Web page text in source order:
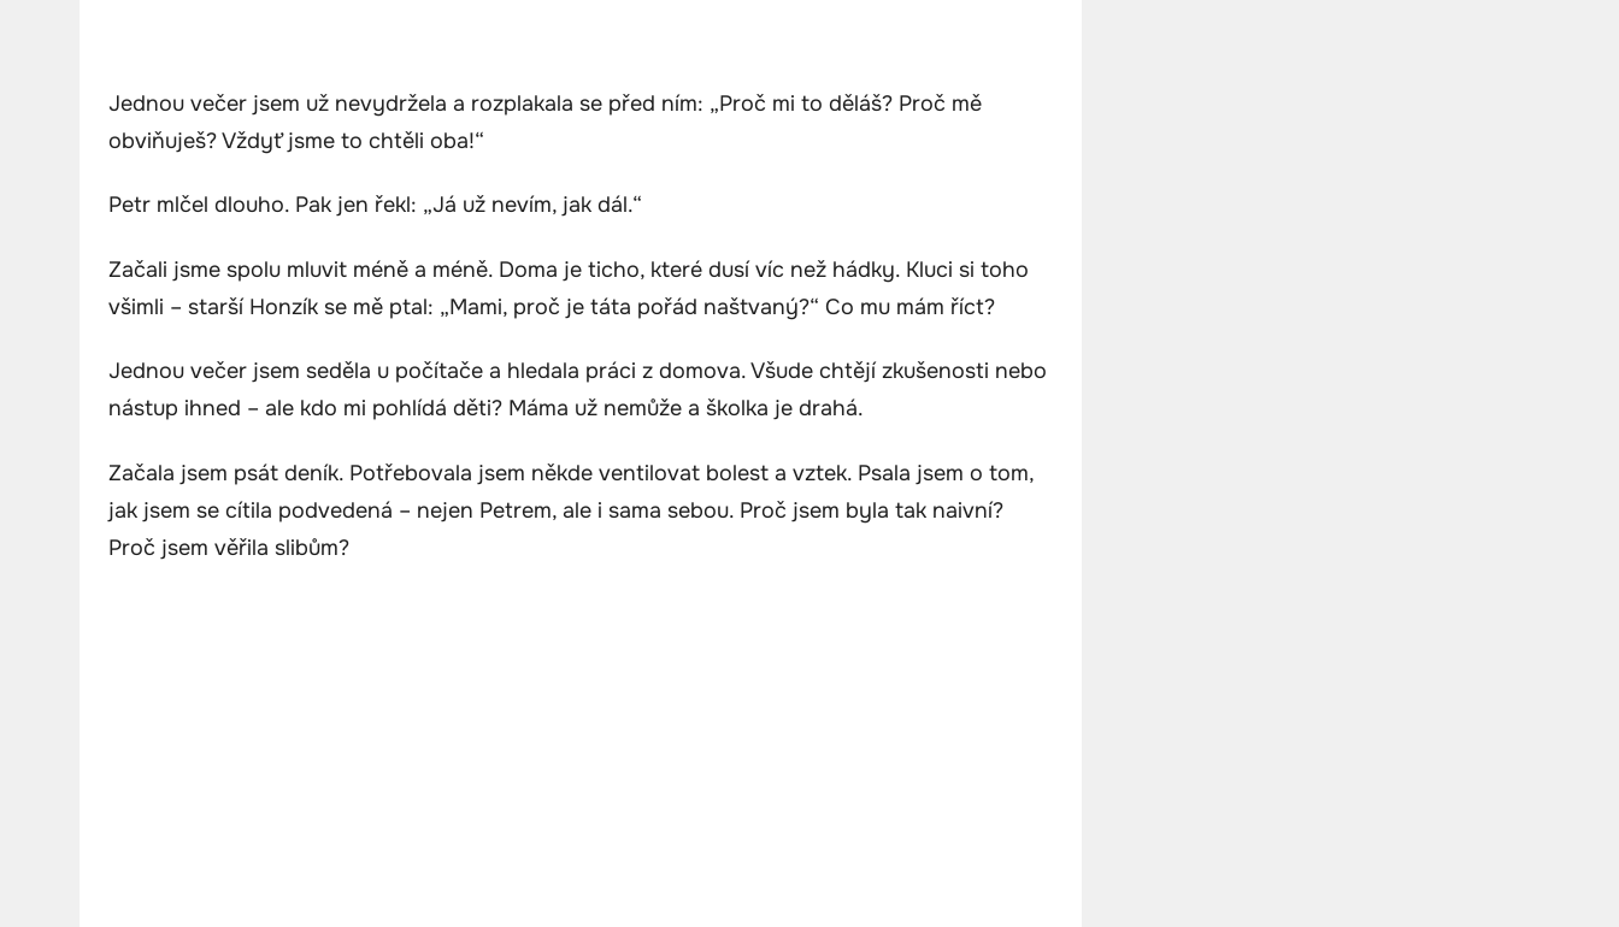
Jednou večer jsem už nevydržela a rozplakala se před ním: „Proč mi to děláš? Proč mě
obviňuješ? Vždyť jsme to chtěli oba!“
Petr mlčel dlouho. Pak jen řekl: „Já už nevím, jak dál.“
Začali jsme spolu mluvit méně a méně. Doma je ticho, které dusí víc než hádky. Kluci si toho
všimli – starší Honzík se mě ptal: „Mami, proč je táta pořád naštvaný?“ Co mu mám říct?
Jednou večer jsem seděla u počítače a hledala práci z domova. Všude chtějí zkušenosti nebo
nástup ihned – ale kdo mi pohlídá děti? Máma už nemůže a školka je drahá.
Začala jsem psát deník. Potřebovala jsem někde ventilovat bolest a vztek. Psala jsem o tom,
jak jsem se cítila podvedená – nejen Petrem, ale i sama sebou. Proč jsem byla tak naivní?
Proč jsem věřila slibům?